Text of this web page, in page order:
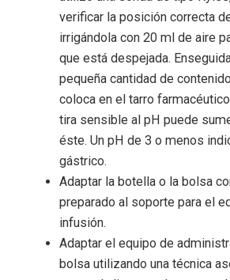
verificar la posición correcta
irrigándola con 20 ml de aire
que está despejada.
pequeña cantidad de
coloca en el tarro
tira sensible al pH puede
éste. Un pH de 3 o menos
gástrico.
Adaptar la botella o la bolsa
preparado al soporte para el
infusión.
Adaptar el equipo de
bolsa utilizando una técnica